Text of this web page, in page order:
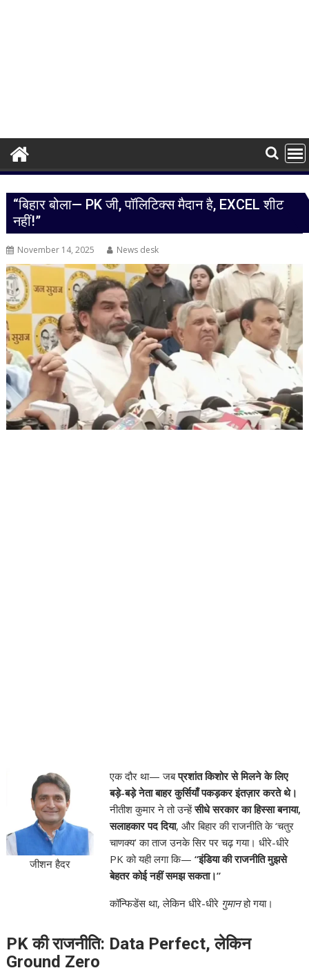
“बिहार बोला— PK जी, पॉलिटिक्स मैदान है, EXCEL शीट
नहीं!”
November 14, 2025 News desk
जीशन हैदर
एक दौर था— जबप्रशांत किशोर से मिलने के लिए
बड़े-बड़े नेता बाहर कुर्सियाँ पकड़कर इंतज़ार करते थे।
नीतीश कुमार ने तो उन्हेंसीधे सरकार का हिस्सा बनाया,
सलाहकार पद दिया, और बिहार की राजनीति के ‘चतुर
चाणक्य’ का ताज उनके सिर पर चढ़ गया। धीरे-धीरे
PK को यही लगा कि— “इंडिया की राजनीति मुझसे
बेहतर कोई नहीं समझ सकता।”
कॉन्फिडेंस था, लेकिन धीरे-धीरे गुमानहो गया।
PK की राजनीति: Data Perfect, लेकिन
Ground Zero